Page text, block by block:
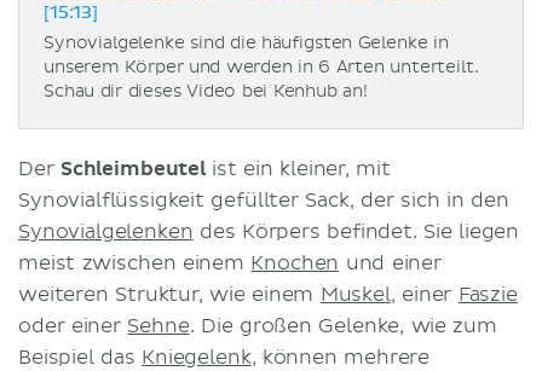
[15:13]
Synovialgelenke sind die häufigsten Gelenke in
unserem Körper und werden in 6 Arten unterteilt.
Schau dir dieses Video bei Kenhub an!
Der Schleimbeutelist ein kleiner, mit
Synovialflüssigkeit gefüllter Sack, der sich in den
Synovialgelenken des Körpers befindet. Sie liegen
meist zwischen einem Knochen und einer
weiteren Struktur, wie einem Muskel, einer Faszie
oder einer Sehne. Die großen Gelenke, wie zum
Beispiel das Kniegelenk, können mehrere